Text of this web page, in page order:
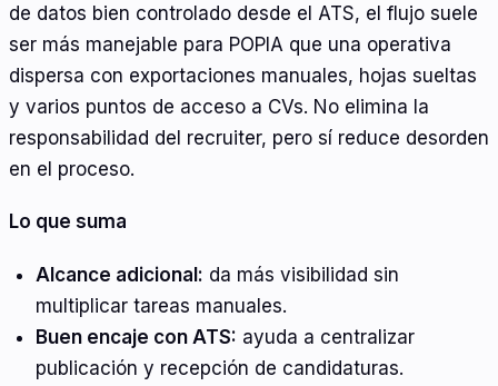
de datos bien controlado desde el ATS, el flujo suele
ser más manejable para POPIA que una operativa
dispersa con exportaciones manuales, hojas sueltas
y varios puntos de acceso a CVs. No elimina la
responsabilidad del recruiter, pero sí reduce desorden
en el proceso.
Lo que suma
Alcance adicional: da más visibilidad sin
multiplicar tareas manuales.
Buen encaje con ATS: ayuda a centralizar
publicación y recepción de candidaturas.